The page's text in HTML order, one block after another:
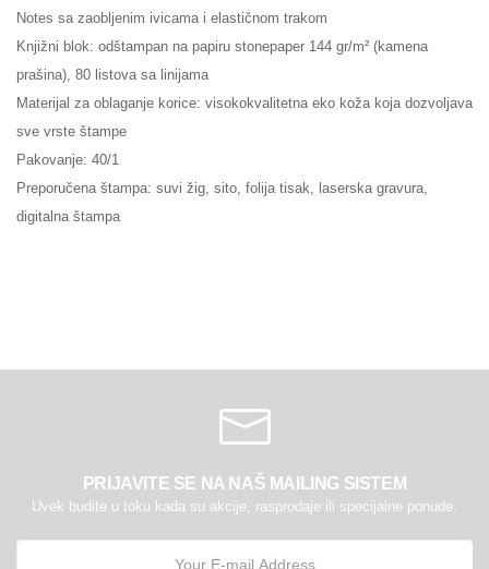
Notes sa zaobljenim ivicama i elastičnom trakom
Knjižni blok: odštampan na papiru stonepaper 144 gr/m² (kamena
prašina), 80 listova sa linijama
Materijal za oblaganje korice: visokokvalitetna eko koža koja dozvoljava
sve vrste štampe
Pakovanje: 40/1
Preporučena štampa: suvi žig, sito, folija tisak, laserska gravura,
digitalna štampa
PRIJAVITE SE NA NAŠ MAILING SISTEM
Uvek budite u toku kada su akcije, rasprodaje ili specijalne ponude.